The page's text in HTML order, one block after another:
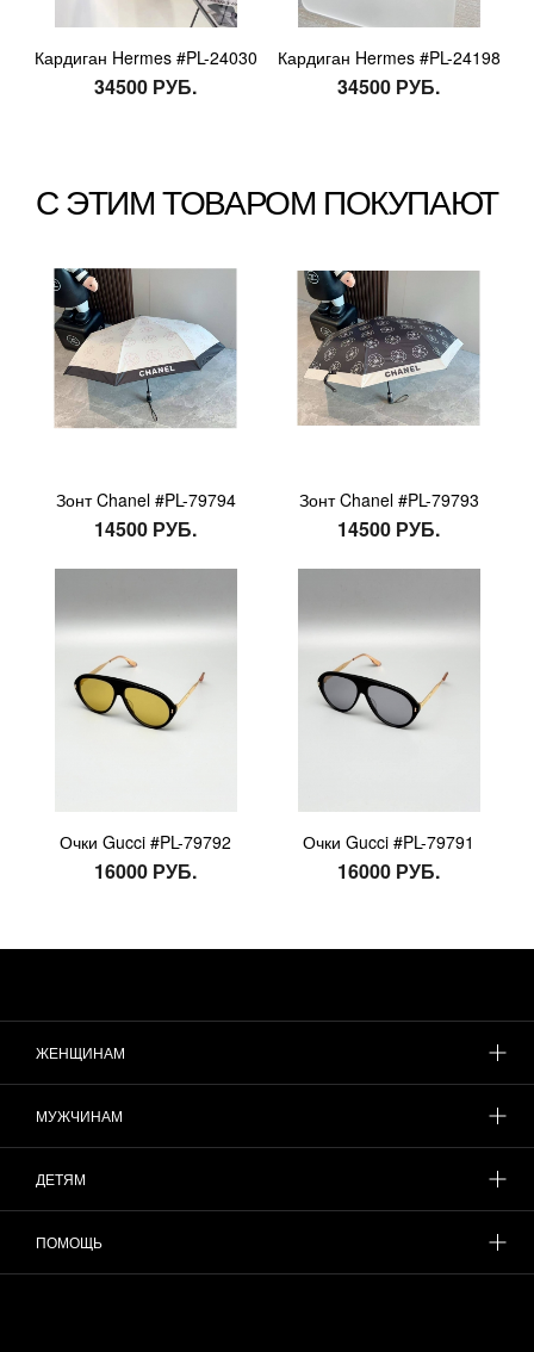
Кардиган Hermes #PL-24030
34500 РУБ.
Кардиган Hermes #PL-24198
34500 РУБ.
С ЭТИМ ТОВАРОМ ПОКУПАЮТ
Зонт Chanel #PL-79794
14500 РУБ.
Зонт Chanel #PL-79793
14500 РУБ.
Очки Gucci #PL-79792
16000 РУБ.
Очки Gucci #PL-79791
16000 РУБ.
ЖЕНЩИНАМ
МУЖЧИНАМ
ДЕТЯМ
ПОМОЩЬ